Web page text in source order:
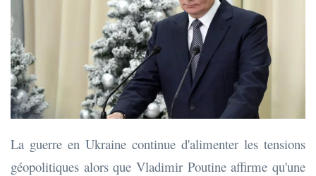
La guerre en Ukraine continue d'alimenter les tensions
géopolitiques alors que Vladimir Poutine affirme qu'une